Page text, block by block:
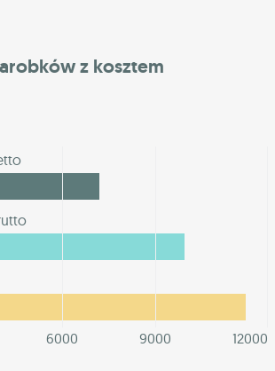
z kosztem
6000 9000 12000